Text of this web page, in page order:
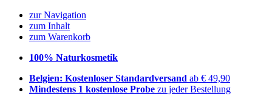
zur Navigation
zum Inhalt
zum Warenkorb
100% Naturkosmetik
Belgien: Kostenloser Standardversand ab € 49,90
Mindestens 1 kostenlose Probe zu jeder Bestellung